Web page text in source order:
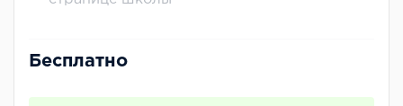
Бесплатно